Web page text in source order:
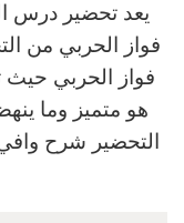
يعد تحضير درس
فواز الحربي من
فواز الحربي
هو متميز وما
التحضير شرح